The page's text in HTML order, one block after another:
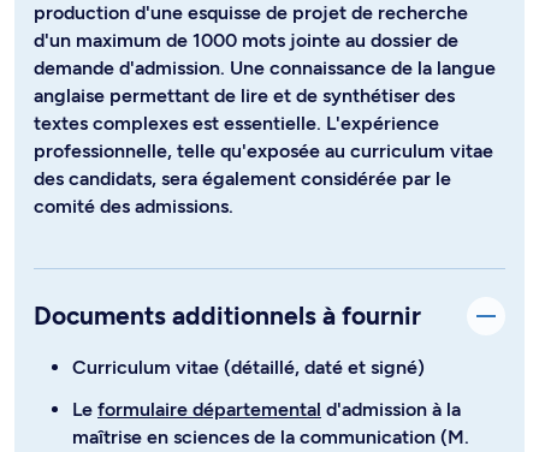
production d'une esquisse de projet de recherche
d'un maximum de 1000 mots jointe au dossier de
demande d'admission. Une connaissance de la langue
anglaise permettant de lire et de synthétiser des
textes complexes est essentielle. L'expérience
professionnelle, telle qu'exposée au curriculum vitae
des candidats, sera également considérée par le
comité des admissions.
Documents additionnels à fournir
Curriculum vitae (détaillé, daté et signé)
Le formulaire départemental d'admission à la
maîtrise en sciences de la communication (M.